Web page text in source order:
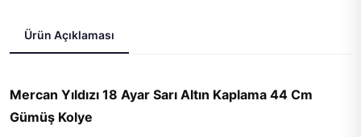
Ürün Açıklaması
Mercan Yıldızı 18 Ayar Sarı Altın Kaplama 44 Cm
Gümüş Kolye